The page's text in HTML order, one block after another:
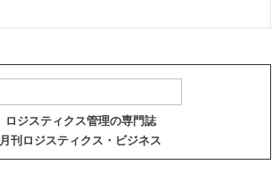
ロジスティクス管理の専門誌
月刊ロジスティクス・ビジネス